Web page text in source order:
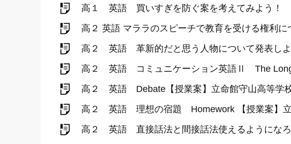
高１ 英語 買いすぎを防ぐ案を考えてみよう！
高２ 英語 マララのスピーチで教育を受ける権利
高２ 英語 革新的だと思う人物について発表し
高２ 英語 コミュニケーション英語Ⅱ The
高２ 英語 Debate【授業案】立命館守山高等学
高２ 英語 理想の宿題 Homework 【授業案】
高２ 英語 直接話法と間接話法使えるように